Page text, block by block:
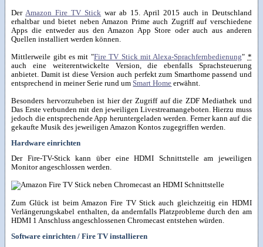
DerAmazon Fire TV Stick war ab 15. April 2015 auch in Deutschland
erhaltbar und bietet neben Amazon Prime auch Zugriff auf verschiedene
Apps die entweder aus den Amazon App Store oder auch aus anderen
Quellen installiert werden können.
Mittlerweile gibt es mit "Fire TV Stick mit Alexa-Sprachfernbedienung" *
auch eine weiterentwickelte Version, die ebenfalls Sprachsteuerung
anbietet. Damit ist diese Version auch perfekt zum Smarthome passend und
entsprechend in meiner Serie rund um Smart Home erwähnt.
Besonders hervorzuheben ist hier der Zugriff auf die ZDF Mediathek und
Das Erste verbunden mit den jeweiligen Livestreamangeboten. Hierzu muss
jedoch die entsprechende App heruntergeladen werden. Ferner kann auf die
gekaufte Musik des jeweiligen Amazon Kontos zugegriffen werden.
Hardware einrichten
Der Fire-TV-Stick kann über eine HDMI Schnittstelle am jeweiligen
Monitor angeschlossen werden.
Zum Glück ist beim Amazon Fire TV Stick auch gleichzeitig ein HDMI
Verlängerungskabel enthalten, da andernfalls Platzprobleme durch den am
HDMI 1 Anschluss angeschlossenen Chromecast entstehen würden.
Software einrichten / Fire TV installieren